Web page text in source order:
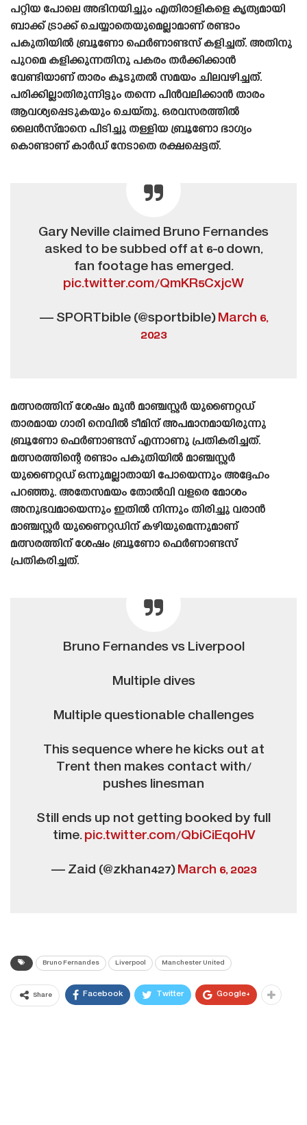
പറ്റിയ പോലെ അഭിനയിച്ചും എതിരാളികളെ കൃത്യമായി
ബാക്ക് ട്രാക്ക് ചെയ്യാതെയുമെല്ലാമാണ് രണ്ടാം
പകുതിയിൽ ബ്രൂണോ ഫെർണാണ്ടസ് കളിച്ചത്. അതിനു
പുറമെ കളിക്കുന്നതിനു പകരം തർക്കിക്കാൻ
വേണ്ടിയാണ് താരം കൂടുതൽ സമയം ചിലവഴിച്ചത്.
പരിക്കില്ലാതിരുന്നിട്ടും തന്നെ പിൻവലിക്കാൻ താരം
ആവശ്യപ്പെടുകയും ചെയ്‌തു. ഒരവസരത്തിൽ
ലൈൻസ്‌മാനെ പിടിച്ചു തള്ളിയ ബ്രൂണോ ഭാഗ്യം
കൊണ്ടാണ് കാർഡ് നേടാതെ രക്ഷപ്പെട്ടത്.
Gary Neville claimed Bruno Fernandes
asked to be subbed off at 6-0 down,
fan footage has emerged.
pic.twitter.com/QmKR5CxjcW
— SPORTbible (@sportbible)March 6,
2023
മത്സരത്തിന് ശേഷം മുൻ മാഞ്ചസ്റ്റർ യുണൈറ്റഡ്
താരമായ ഗാരി നെവിൽ ടീമിന് അപമാനമായിരുന്നു
ബ്രൂണോ ഫെർണാണ്ടസ് എന്നാണു പ്രതികരിച്ചത്.
മത്സരത്തിന്റെ രണ്ടാം പകുതിയിൽ മാഞ്ചസ്റ്റർ
യുണൈറ്റഡ് ഒന്നുമല്ലാതായി പോയെന്നും അദ്ദേഹം
പറഞ്ഞു. അതേസമയം തോൽവി വളരെ മോശം
അനുഭവമായെന്നും ഇതിൽ നിന്നും തിരിച്ചു വരാൻ
മാഞ്ചസ്റ്റർ യുണൈറ്റഡിന് കഴിയുമെന്നുമാണ്
മത്സരത്തിന് ശേഷം ബ്രൂണോ ഫെർണാണ്ടസ്
പ്രതികരിച്ചത്.
Bruno Fernandes vs Liverpool
Multiple dives
Multiple questionable challenges
This sequence where he kicks out at
Trent then makes contact with/
pushes linesman
Still ends up not getting booked by full
time.pic.twitter.com/QbiCiEqoHV
— Zaid (@zkhan427)March 6, 2023
Bruno Fernandes Liverpool Manchester United
Share Facebook Twitter Google+